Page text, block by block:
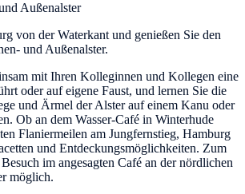
Außenalster
von der Waterkant und genießen Sie den
und Außenalster.
mit Ihren Kolleginnen und Kollegen eine
oder auf eigene Faust, und lernen Sie die
und Ärmel der Alster auf einem Kanu oder
Ob an dem Wasser-Café in Winterhude
Flaniermeilen am Jungfernstieg, Hamburg
und Entdeckungsmöglichkeiten. Zum
Besuch im angesagten Café an der nördlichen
möglich.